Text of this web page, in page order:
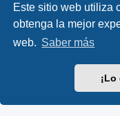
Este sitio web utiliza
obtenga la mejor
web. Saber más